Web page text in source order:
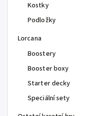
Kostky
Podložky
Lorcana
Boostery
Booster boxy
Starter decky
Speciální sety